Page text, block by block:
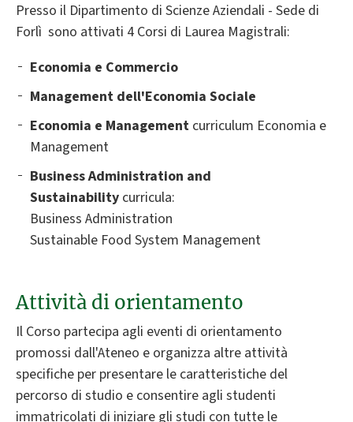
Presso il Dipartimento di Scienze Aziendali - Sede di
Forlì sono attivati 4 Corsi di Laurea Magistrali:
Economia e Commercio
Management dell'Economia Sociale
Economia e Management curriculum Economia e
Management
Business Administration and
Sustainability curricula:
Business Administration
Sustainable Food System Management
Attività di orientamento
Il Corso partecipa agli eventi di orientamento
promossi dall'Ateneo e organizza altre attività
specifiche per presentare le caratteristiche del
percorso di studio e consentire agli studenti
immatricolati di iniziare gli studi con tutte le